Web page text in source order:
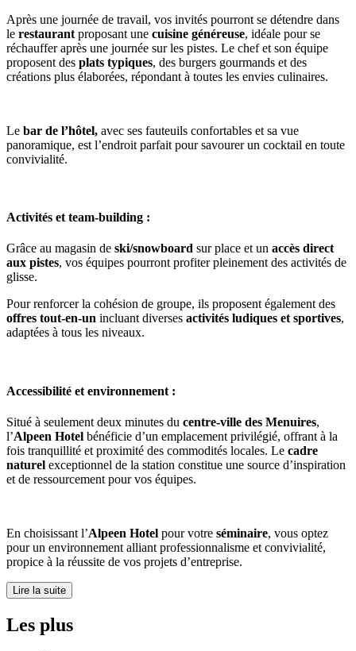
Après une journée de travail, vos invités pourront se détendre dans
le restaurant proposant une cuisine généreuse, idéale pour se
réchauffer après une journée sur les pistes. Le chef et son équipe
proposent des plats typiques, des burgers gourmands et des
créations plus élaborées, répondant à toutes les envies culinaires.
Le bar de l’hôtel, avec ses fauteuils confortables et sa vue
panoramique, est l’endroit parfait pour savourer un cocktail en toute
convivialité.
Activités et team-building :
Grâce au magasin de ski/snowboard sur place et un accès direct
aux pistes, vos équipes pourront profiter pleinement des activités de
glisse.
Pour renforcer la cohésion de groupe, ils proposent également des
offres tout-en-un incluant diverses activités ludiques et sportives,
adaptées à tous les niveaux.
Accessibilité et environnement :
Situé à seulement deux minutes du centre-ville des Menuires,
l’Alpeen Hotel bénéficie d’un emplacement privilégié, offrant à la
fois tranquillité et proximité des commodités locales. Le cadre
naturel exceptionnel de la station constitue une source d’inspiration
et de ressourcement pour vos équipes.
En choisissant l’Alpeen Hotel pour votre séminaire, vous optez
pour un environnement alliant professionnalisme et convivialité,
propice à la réussite de vos projets d’entreprise.
Lire la suite
Les plus